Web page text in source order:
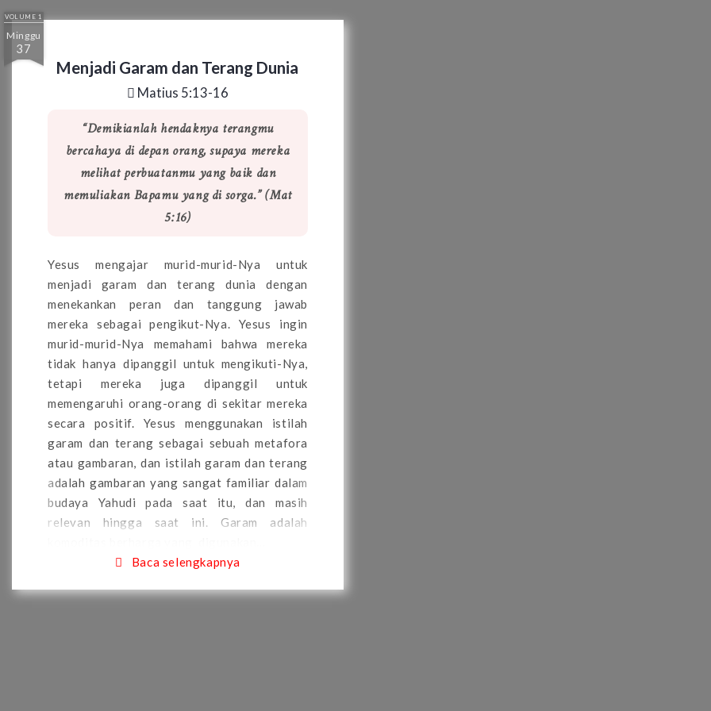
VOLUME 1
Minggu
37
Menjadi Garam dan Terang Dunia
Matius 5:13-16
“Demikianlah hendaknya terangmu
bercahaya di depan orang, supaya mereka
melihat perbuatanmu yang baik dan
memuliakan Bapamu yang di sorga.” (Mat
5:16)
Yesus mengajar murid-murid-Nya untuk
menjadi garam dan terang dunia dengan
menekankan peran dan tanggung jawab
mereka sebagai pengikut-Nya. Yesus ingin
murid-murid-Nya memahami bahwa mereka
tidak hanya dipanggil untuk mengikuti-Nya,
tetapi mereka juga dipanggil untuk
memengaruhi orang-orang di sekitar mereka
secara positif. Yesus menggunakan istilah
garam dan terang sebagai sebuah metafora
atau gambaran, dan istilah garam dan terang
adalah gambaran yang sangat familiar dalam
budaya Yahudi pada saat itu, dan masih
relevan hingga saat ini. Garam adalah
Baca selengkapnya